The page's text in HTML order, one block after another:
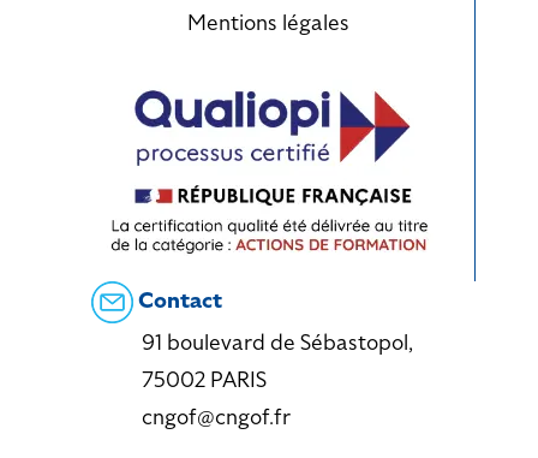
Mentions légales
Contact
91 boulevard de Sébastopol,
75002 PARIS
cngof@cngof.fr